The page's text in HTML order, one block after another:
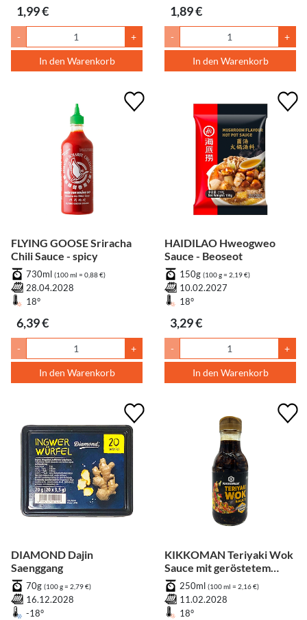
1,99 €
- +
In den Warenkorb
1,89 €
- +
In den Warenkorb
FLYING GOOSE Sriracha
Chili Sauce - spicy
730ml (100 ml = 0,88 €)
28.04.2028
18°
6,39 €
- +
In den Warenkorb
HAIDILAO Hweogweo
Sauce - Beoseot
150g (100 g = 2,19 €)
10.02.2027
18°
3,29 €
- +
In den Warenkorb
DIAMOND Dajin
Saenggang
70g (100 g = 2,79 €)
16.12.2028
-18°
KIKKOMAN Teriyaki Wok
Sauce mit geröstetem
Sesam
250ml (100 ml = 2,16 €)
11.02.2028
18°